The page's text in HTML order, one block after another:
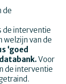
de
de interventie
van de
‘goed
Voor
de interventie